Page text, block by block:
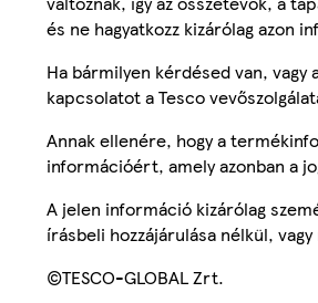
és ne hagyatkozz kizárólag azon
Ha bármilyen kérdésed van,
kapcsolatot a Tesco
Annak ellenére, hogy a
információért, amely azonban a
A jelen információ kizárólag
írásbeli hozzájárulása nélkül,
©TESCO-GLOBAL Zrt.